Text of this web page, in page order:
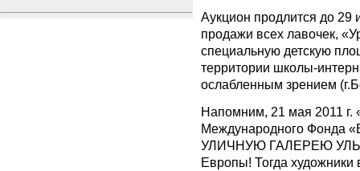
Аукцион продлится до 29
продажи всех лавочек,
специальную детскую
территории школы-
ослабленным зрением
Напомним, 21 мая 2011 г.
Международного Фонда
УЛИЧНУЮ ГАЛЕРЕЮ
Европы! Тогда